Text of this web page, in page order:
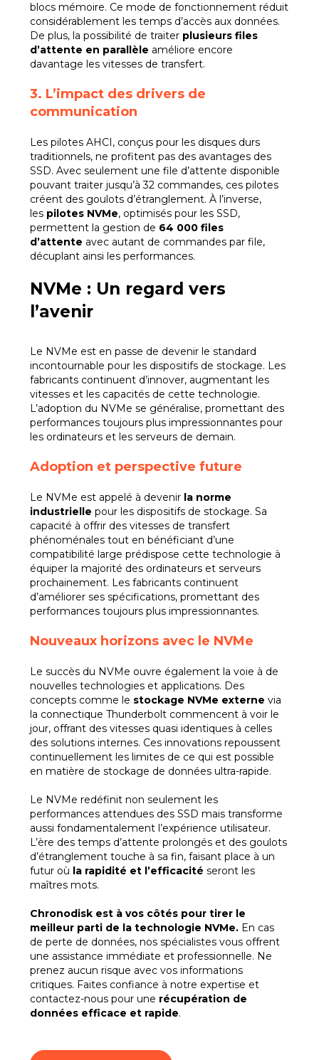
blocs mémoire. Ce mode de fonctionnement réduit
considérablement les temps d’accès aux données.
De plus, la possibilité de traiter plusieurs files
d’attente en parallèle améliore encore
davantage les vitesses de transfert.
3. L’impact des drivers de
communication
Les pilotes AHCI, conçus pour les disques durs
traditionnels, ne profitent pas des avantages des
SSD. Avec seulement une file d’attente disponible
pouvant traiter jusqu’à 32 commandes, ces pilotes
créent des goulots d’étranglement. À l’inverse,
les pilotes NVMe, optimisés pour les SSD,
permettent la gestion de 64 000 files
d’attente avec autant de commandes par file,
décuplant ainsi les performances.
NVMe : Un regard vers
l’avenir
Le NVMe est en passe de devenir le standard
incontournable pour les dispositifs de stockage. Les
fabricants continuent d’innover, augmentant les
vitesses et les capacités de cette technologie.
L’adoption du NVMe se généralise, promettant des
performances toujours plus impressionnantes pour
les ordinateurs et les serveurs de demain.
Adoption et perspective future
Le NVMe est appelé à devenir la norme
industrielle pour les dispositifs de stockage. Sa
capacité à offrir des vitesses de transfert
phénoménales tout en bénéficiant d’une
compatibilité large prédispose cette technologie à
équiper la majorité des ordinateurs et serveurs
prochainement. Les fabricants continuent
d’améliorer ses spécifications, promettant des
performances toujours plus impressionnantes.
Nouveaux horizons avec le NVMe
Le succès du NVMe ouvre également la voie à de
nouvelles technologies et applications. Des
concepts comme le stockage NVMe externe via
la connectique Thunderbolt commencent à voir le
jour, offrant des vitesses quasi identiques à celles
des solutions internes. Ces innovations repoussent
continuellement les limites de ce qui est possible
en matière de stockage de données ultra-rapide.
Le NVMe redéfinit non seulement les
performances attendues des SSD mais transforme
aussi fondamentalement l’expérience utilisateur.
L’ère des temps d’attente prolongés et des goulots
d’étranglement touche à sa fin, faisant place à un
futur où la rapidité et l’efficacité seront les
maîtres mots.
Chronodisk est à vos côtés pour tirer le
meilleur parti de la technologie NVMe. En cas
de perte de données, nos spécialistes vous offrent
une assistance immédiate et professionnelle. Ne
prenez aucun risque avec vos informations
critiques. Faites confiance à notre expertise et
contactez-nous pour une récupération de
données efficace et rapide.